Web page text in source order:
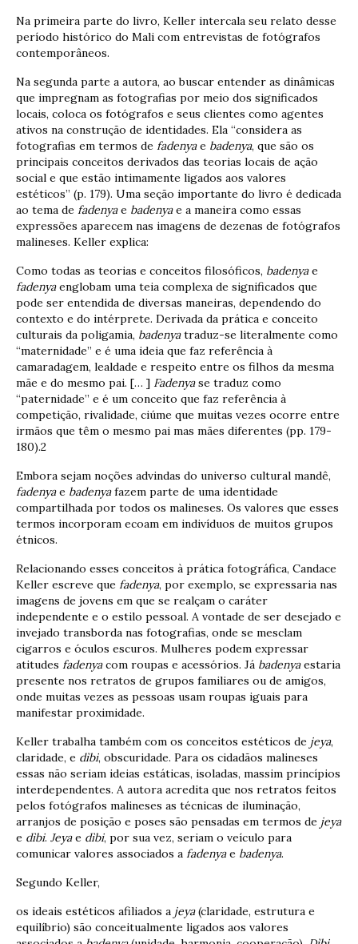
Na primeira parte do livro, Keller intercala seu relato desse
período histórico do Mali com entrevistas de fotógrafos
contemporâneos.
Na segunda parte a autora, ao buscar entender as dinâmicas
que impregnam as fotografias por meio dos significados
locais, coloca os fotógrafos e seus clientes como agentes
ativos na construção de identidades. Ela “considera as
fotografias em termos de fadenyae badenya, que são os
principais conceitos derivados das teorias locais de ação
social e que estão intimamente ligados aos valores
estéticos” (p. 179). Uma seção importante do livro é dedicada
ao tema de fadenyae badenyae a maneira como essas
expressões aparecem nas imagens de dezenas de fotógrafos
malineses. Keller explica:
Como todas as teorias e conceitos filosóficos, badenyae
fadenyaenglobam uma teia complexa de significados que
pode ser entendida de diversas maneiras, dependendo do
contexto e do intérprete. Derivada da prática e conceito
culturais da poligamia, badenyatraduz-se literalmente como
“maternidade” e é uma ideia que faz referência à
camaradagem, lealdade e respeito entre os filhos da mesma
mãe e do mesmo pai. [… ] Fadenyase traduz como
“paternidade” e é um conceito que faz referência à
competição, rivalidade, ciúme que muitas vezes ocorre entre
irmãos que têm o mesmo pai mas mães diferentes (pp. 179-
180).2
Embora sejam noções advindas do universo cultural mandê,
fadenyae badenyafazem parte de uma identidade
compartilhada por todos os malineses. Os valores que esses
termos incorporam ecoam em indivíduos de muitos grupos
étnicos.
Relacionando esses conceitos à prática fotográfica, Candace
Keller escreve que fadenya, por exemplo, se expressaria nas
imagens de jovens em que se realçam o caráter
independente e o estilo pessoal. A vontade de ser desejado e
invejado transborda nas fotografias, onde se mesclam
cigarros e óculos escuros. Mulheres podem expressar
atitudes fadenyacom roupas e acessórios. Já badenyaestaria
presente nos retratos de grupos familiares ou de amigos,
onde muitas vezes as pessoas usam roupas iguais para
manifestar proximidade.
Keller trabalha também com os conceitos estéticos de jeya,
claridade, e dìbi, obscuridade. Para os cidadãos malineses
essas não seriam ideias estáticas, isoladas, massim princípios
interdependentes. A autora acredita que nos retratos feitos
pelos fotógrafos malineses as técnicas de iluminação,
arranjos de posição e poses são pensadas em termos de jeya
e dìbi. Jeyae dìbi, por sua vez, seriam o veículo para
comunicar valores associados a fadenyae badenya.
Segundo Keller,
os ideais estéticos afiliados a jeya(claridade, estrutura e
equilíbrio) são conceitualmente ligados aos valores